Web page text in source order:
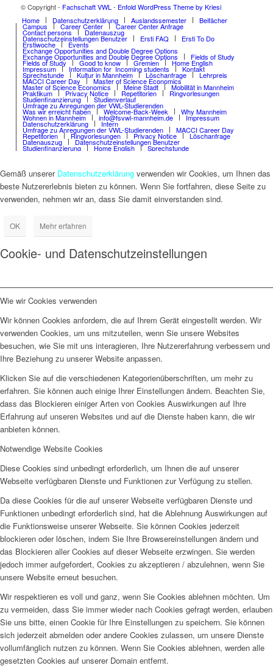
© Copyright - Fachschaft VWL - Enfold WordPress Theme by Kriesi
Home
Datenschutzerklärung Auslandssemester Beifächer
Campus Career Center Career Center Anfrage
Contact persons Datenauszug
Datenschutzeinstellungen Benutzer Ersti FAQ Ersti To Do
Erstiwoche Events
Exchange Opportunities and Double Degree Options
Exchange Opportunities and Double Degree Options Fields of Study
Fields of Study Good to know Gremien Home English
Impressum Information for Incoming students Kontakt
Sprechstunde Kultur in Mannheim Löschanfrage Lehrpreis
MACCI Career Day Master of Science Economics
Master of Science Economics Meine Stadt Mobilität in Mannheim
Praktikum Privacy Notice Repetitorien Ringvorlesungen
Studienfinanzierung Studienverlauf
Umfrage zu Anregungen der VWL-Studierenden
Was wir erreicht haben Welcome-Back-Week Why Mannheim
Wohnen in Mannheim info@fsvwl-mannheim.de Impressum
Datenschutzerklärung Intern
Umfrage zu Anregungen der VWL-Studierenden MACCI Career Day
Repetitorien Ringvorlesungen Privacy Notice Löschanfrage
Datenauszug Datenschutzeinstellungen Benutzer
Studienfinanzierung Home English Sprechstunde
Gemäß unserer Datenschutzerklärung verwenden wir Cookies, um Ihnen das
beste Nutzererlebnis bieten zu können. Wenn Sie fortfahren, diese Seite zu
verwenden, nehmen wir an, dass Sie damit einverstanden sind.
OK Mehr erfahren
Cookie- und Datenschutzeinstellungen
Wie wir Cookies verwenden
Wir können Cookies anfordern, die auf Ihrem Gerät eingestellt werden. Wir
verwenden Cookies, um uns mitzuteilen, wenn Sie unsere Websites
besuchen, wie Sie mit uns interagieren, Ihre Nutzererfahrung verbessern und
Ihre Beziehung zu unserer Website anpassen.
Klicken Sie auf die verschiedenen Kategorienüberschriften, um mehr zu
erfahren. Sie können auch einige Ihrer Einstellungen ändern. Beachten Sie,
dass das Blockieren einiger Arten von Cookies Auswirkungen auf Ihre
Erfahrung auf unseren Websites und auf die Dienste haben kann, die wir
anbieten können.
Notwendige Website Cookies
Diese Cookies sind unbedingt erforderlich, um Ihnen die auf unserer
Webseite verfügbaren Dienste und Funktionen zur Verfügung zu stellen.
Da diese Cookies für die auf unserer Webseite verfügbaren Dienste und
Funktionen unbedingt erforderlich sind, hat die Ablehnung Auswirkungen auf
die Funktionsweise unserer Webseite. Sie können Cookies jederzeit
blockieren oder löschen, indem Sie Ihre Browsereinstellungen ändern und
das Blockieren aller Cookies auf dieser Webseite erzwingen. Sie werden
jedoch immer aufgefordert, Cookies zu akzeptieren / abzulehnen, wenn Sie
unsere Website erneut besuchen.
Wir respektieren es voll und ganz, wenn Sie Cookies ablehnen möchten. Um
zu vermeiden, dass Sie immer wieder nach Cookies gefragt werden, erlauben
Sie uns bitte, einen Cookie für Ihre Einstellungen zu speichern. Sie können
sich jederzeit abmelden oder andere Cookies zulassen, um unsere Dienste
vollumfänglich nutzen zu können. Wenn Sie Cookies ablehnen, werden alle
gesetzten Cookies auf unserer Domain entfernt.